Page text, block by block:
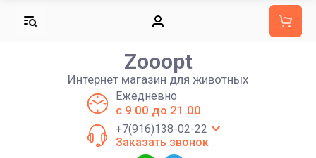
Zooopt
Интернет магазин для животных
Ежедневно
с 9.00 до 21.00
+7(916)138-02-22
Заказать звонок